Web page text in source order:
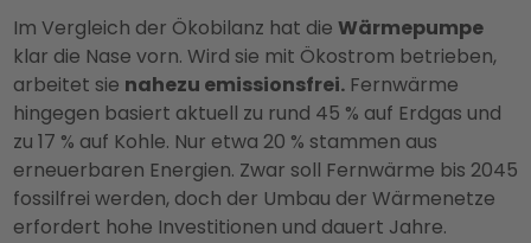
Im Vergleich der Ökobilanz hat die Wärmepumpe
klar die Nase vorn. Wird sie mit Ökostrom betrieben,
arbeitet sie nahezu emissionsfrei.Fernwärme
hingegen basiert aktuell zu rund 45 % auf Erdgas und
zu 17 % auf Kohle. Nur etwa 20 % stammen aus
erneuerbaren Energien. Zwar soll Fernwärme bis 2045
fossilfrei werden, doch der Umbau der Wärmenetze
erfordert hohe Investitionen und dauert Jahre.